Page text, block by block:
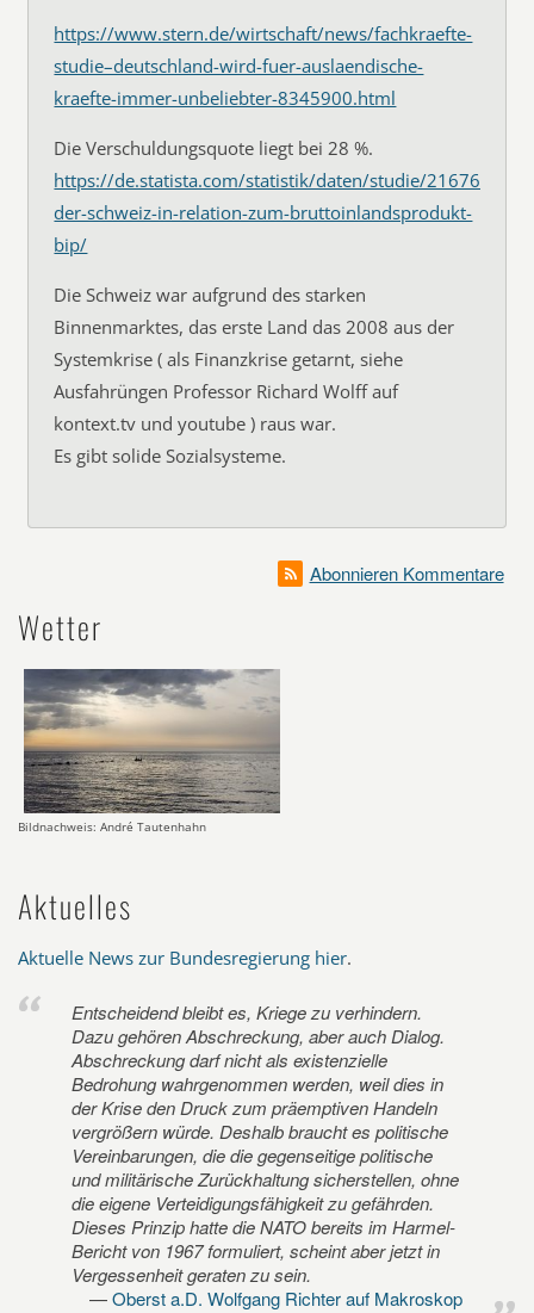
https://www.stern.de/wirtschaft/news/fachkraefte-
studie–deutschland-wird-fuer-auslaendische-
kraefte-immer-unbeliebter-8345900.html
Die Verschuldungsquote liegt bei 28 %.
https://de.statista.com/statistik/daten/studie/216761/
der-schweiz-in-relation-zum-bruttoinlandsprodukt-
bip/
Die Schweiz war aufgrund des starken
Binnenmarktes, das erste Land das 2008 aus der
Systemkrise ( als Finanzkrise getarnt, siehe
Ausfahrüngen Professor Richard Wolff auf
kontext.tv und youtube ) raus war.
Es gibt solide Sozialsysteme.
Abonnieren Kommentare
Wetter
Bildnachweis: André Tautenhahn
Aktuelles
Aktuelle News zur Bundesregierung hier.
Entscheidend bleibt es, Kriege zu verhindern.
Dazu gehören Abschreckung, aber auch Dialog.
Abschreckung darf nicht als existenzielle
Bedrohung wahrgenommen werden, weil dies in
der Krise den Druck zum präemptiven Handeln
vergrößern würde. Deshalb braucht es politische
Vereinbarungen, die die gegenseitige politische
und militärische Zurückhaltung sicherstellen, ohne
die eigene Verteidigungsfähigkeit zu gefährden.
Dieses Prinzip hatte die NATO bereits im Harmel-
Bericht von 1967 formuliert, scheint aber jetzt in
Vergessenheit geraten zu sein.
Oberst a.D. Wolfgang Richter auf Makroskop